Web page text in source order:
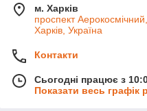
м. Харків
проспект
Харків, Україна
Контакти
Сьогодні працює з
Показати весь графік